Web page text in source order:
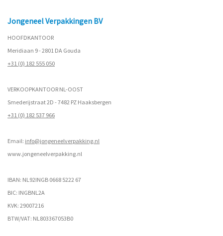
Jongeneel Verpakkingen BV
HOOFDKANTOOR
Meridiaan 9 - 2801 DA Gouda
+31 (0) 182 555 050
VERKOOPKANTOOR NL-OOST
Smederijstraat 2D - 7482 PZ Haaksbergen
+31 (0) 182 537 966
Email: info@jongeneelverpakking.nl
www.jongeneelverpakking.nl
IBAN: NL92INGB 0668 5222 67
BIC: INGBNL2A
KVK: 29007216
BTW/VAT: NL803367053B0